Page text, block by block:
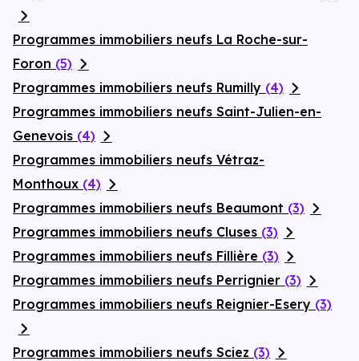
Programmes immobiliers neufs La Roche-sur-
Foron (5)
Programmes immobiliers neufs Rumilly (4)
Programmes immobiliers neufs Saint-Julien-en-
Genevois (4)
Programmes immobiliers neufs Vétraz-
Monthoux (4)
Programmes immobiliers neufs Beaumont (3)
Programmes immobiliers neufs Cluses (3)
Programmes immobiliers neufs Fillière (3)
Programmes immobiliers neufs Perrignier (3)
Programmes immobiliers neufs Reignier-Esery (3)
Programmes immobiliers neufs Sciez (3)